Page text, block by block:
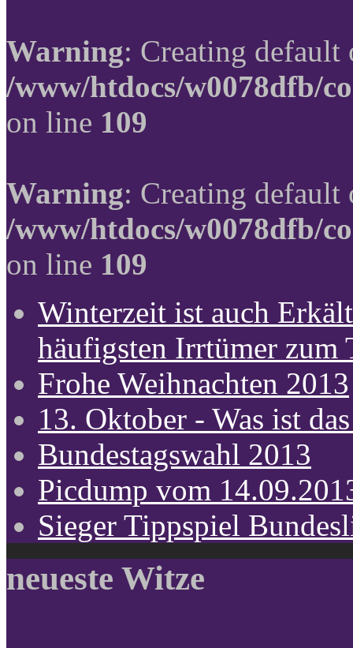
Warning: Creating
/www/htdocs/w0078dfb/
on line 109
Warning: Creating
/www/htdocs/w0078dfb/
on line 109
Winterzeit ist auch
häufigsten Irrtümer zum
Frohe Weihnachten 2013
13. Oktober - Was ist
Bundestagswahl 2013
Picdump vom
Sieger Tippspiel
neueste Witze